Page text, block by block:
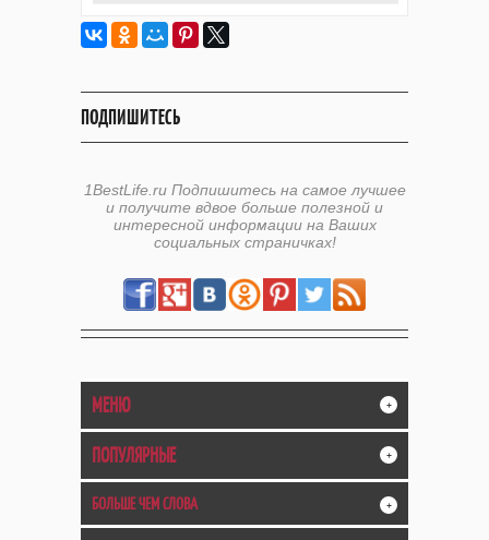
ПОДПИШИТЕСЬ
1BestLife.ru Подпишитесь на самое лучшее
и получите вдвое больше полезной и
интересной информации на Ваших
социальных страничках!
МЕНЮ +
ПОПУЛЯРНЫЕ +
БОЛЬШЕ ЧЕМ СЛОВА +